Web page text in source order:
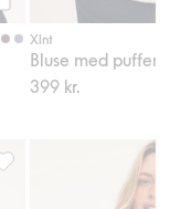
til
Xlnt
Bluse med puffermer
399 kr.
Strikkejakke, Legg til i